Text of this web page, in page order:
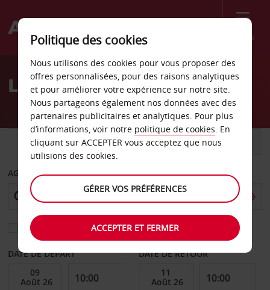
Menu
Welcome
AvisLocation de voiture Alba
VOITURE UTILITAIRE
AGENCE DE DÉPART
Sélectionnez une autre agence de retour
DATE DE DÉPART DATE DE RETOUR
Politique des cookies
Nous utilisons des cookies pour vous proposer des
offres personnalisées, pour des raisons analytiques
et pour améliorer votre expérience sur notre site.
Nous partageons également nos données avec des
partenaires publicitaires et analytiques. Pour plus
d’informations, voir notre politique de cookies. En
cliquant sur ACCEPTER vous acceptez que nous
utilisions des cookies.
GÉRER VOS PRÉFÉRENCES
ACCEPTER ET FERMER